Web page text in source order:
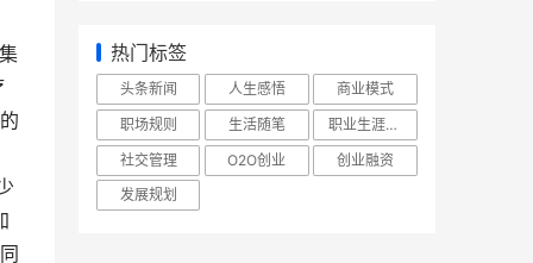
热门标签
头条新闻 人生感悟
商业模式
职场规则
生活随笔
职业生涯规划
社交管理
O2O创业
创业融资
发展规划